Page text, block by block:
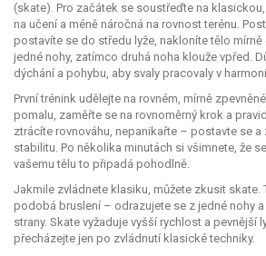
(skate). Pro začátek se soustřeďte na
na učení a méně náročná na rovnost terénu.
postavíte se do středu lyže, nakloníte tělo
jedné nohy, zatímco druhá noha klouže vpřed.
dýchání a pohybu, aby svaly pracovaly v
První trénink udělejte na rovném, mírně
pomalu, zaměřte se na rovnoměrný krok a
ztrácíte rovnováhu, nepanikařte – postavte se a
stabilitu. Po několika minutách si všimnete, že
vašemu tělu to připadá pohodlně.
Jakmile zvládnete klasiku, můžete zkusit skate.
podobá bruslení – odrazujete se z jedné nohy
strany. Skate vyžaduje vyšší rychlost a pevnější
přecházejte jen po zvládnutí klasické techniky.